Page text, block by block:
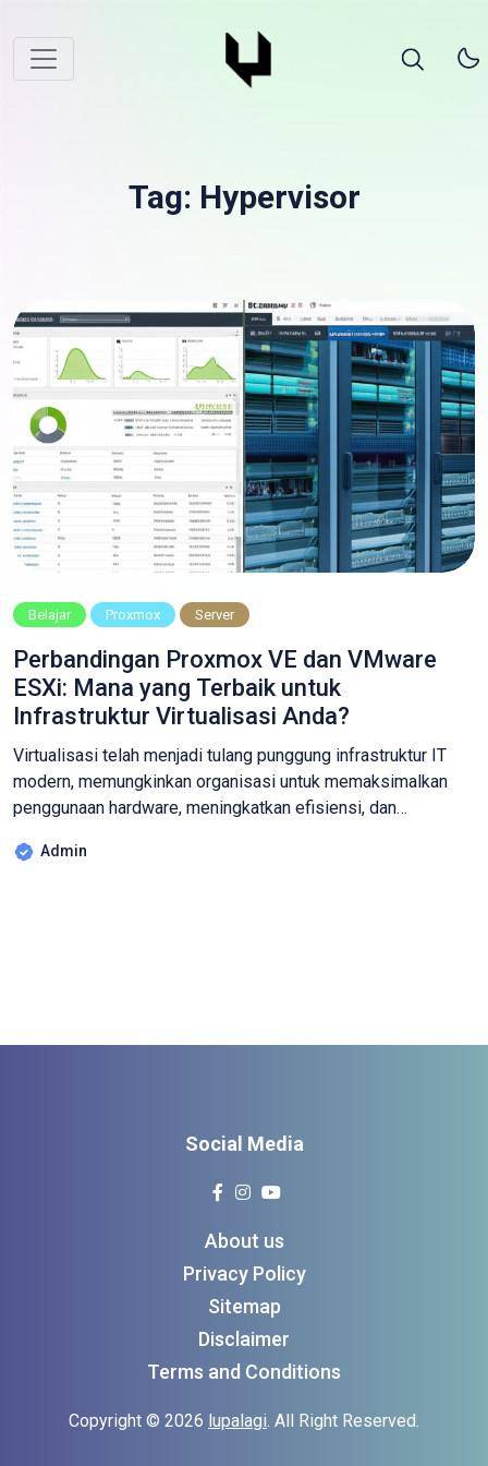
Tag: Hypervisor
Belajar Proxmox Server
Perbandingan Proxmox VE dan VMware
ESXi: Mana yang Terbaik untuk
Infrastruktur Virtualisasi Anda?
Virtualisasi telah menjadi tulang punggung infrastruktur IT
modern, memungkinkan organisasi untuk memaksimalkan
penggunaan hardware, meningkatkan efisiensi, dan
nama besar yang sering dibandingkan adalah Proxmox VE
Admin
About us
Privacy Policy
Sitemap
Disclaimer
Terms and Conditions
Copyright © 2026 lupalagi. All Right Reserved.
Social Media